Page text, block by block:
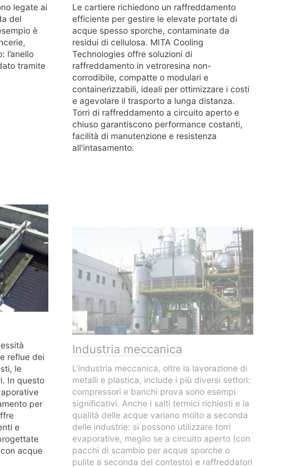
legate ai
del
è
l’anello
tramite
Le cartiere richiedono un raffreddamento
efficiente per gestire le elevate portate di
acque spesso sporche, contaminate da
residui di cellulosa. MITA Cooling
Technologies offre soluzioni di
raffreddamento in vetroresina non-
corrodibile, compatte o modulari e
containerizzabili, ideali per ottimizzare i costi
e agevolare il trasporto a lunga distanza.
Torri di raffreddamento a circuito aperto e
chiuso garantiscono performance costanti,
facilità di manutenzione e resistenza
all'intasamento.
reflue dei
le
In questo
per
e
acque
Industria meccanica
L’industria meccanica, oltre la lavorazione di
metalli e plastica, include i più diversi settori:
compressori e banchi prova sono esempi
significativi. Anche i salti termici richiesti e la
qualità delle acque variano molto a seconda
delle industrie: si possono utilizzare torri
evaporative, meglio se a circuito aperto (con
pacchi di scambio per acque sporche o
pulite a seconda del contesto) e raffreddatori
adiabatici per ottimizzare le risorse.